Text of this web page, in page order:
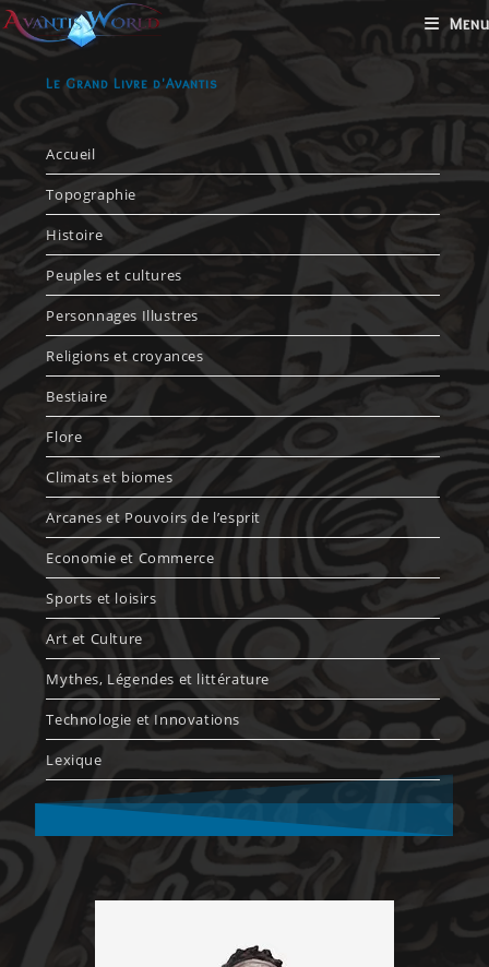
Menu
Le Grand Livre d'Avantis
Accueil
Topographie
Histoire
Peuples et cultures
Personnages Illustres
Religions et croyances
Bestiaire
Flore
Climats et biomes
Arcanes et Pouvoirs de l’esprit
Economie et Commerce
Sports et loisirs
Art et Culture
Mythes, Légendes et littérature
Technologie et Innovations
Lexique